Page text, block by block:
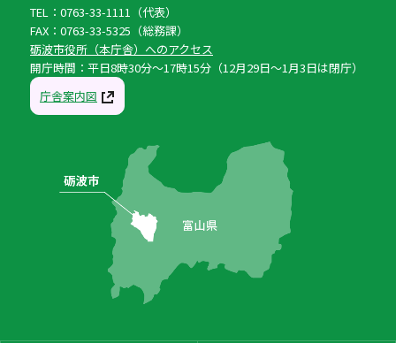
TEL：0763-33-1111（代表）
FAX：0763-33-5325（総務課）
砺波市役所（本庁舎）へのアクセス
開庁時間：平日8時30分〜17時15分（12月29日〜1月3日は閉庁）
庁舎案内図